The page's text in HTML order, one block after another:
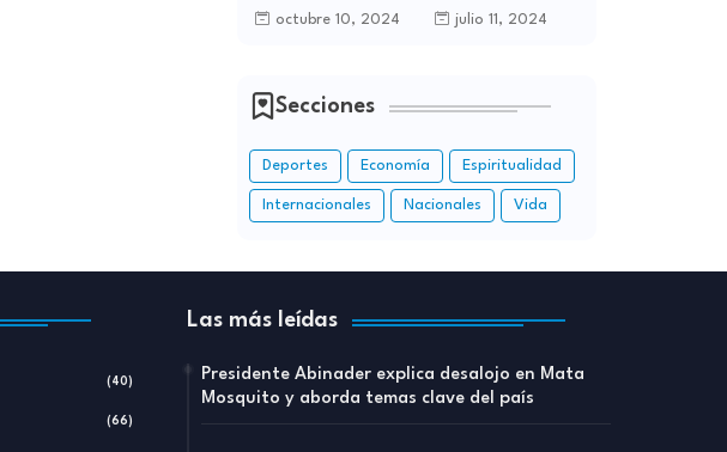
celebración de sus
Concierto en
Santo Domingo
octubre 10, 2024 julio 11, 2024
Secciones
Deportes Economía Espiritualidad
Internacionales Nacionales Vida
(40)
(66)
Las más leídas
Presidente Abinader explica desalojo en Mata
Mosquito y aborda temas clave del país